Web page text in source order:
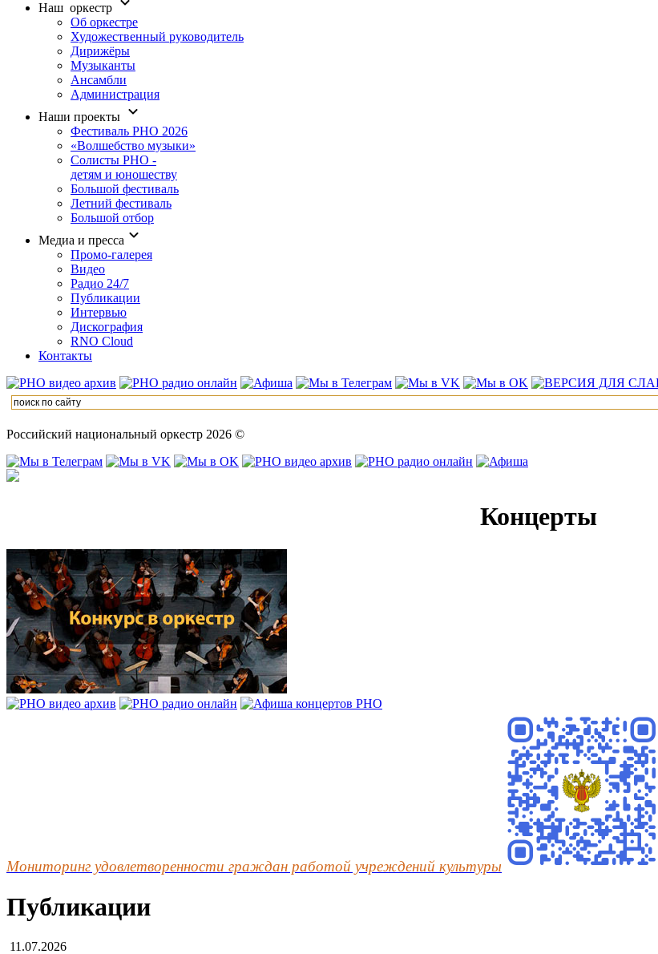
Наш оркестр
Об оркестре
Художественный руководитель
Дирижёры
Музыканты
Ансамбли
Администрация
Наши проекты
Фестиваль РНО 2026
«Волшебство музыки»
Солисты РНО -
детям и юношеству
Большой фестиваль
Летний фестиваль
Большой отбор
Медиа и пресса
Промо-галерея
Видео
Радио 24/7
Публикации
Интервью
Дискография
RNO Cloud
Контакты
Российский национальный оркестр 2026 ©
Концерты
Мониторинг удовлетворенности граждан работой учреждений культуры
Публикации
11.07.2026